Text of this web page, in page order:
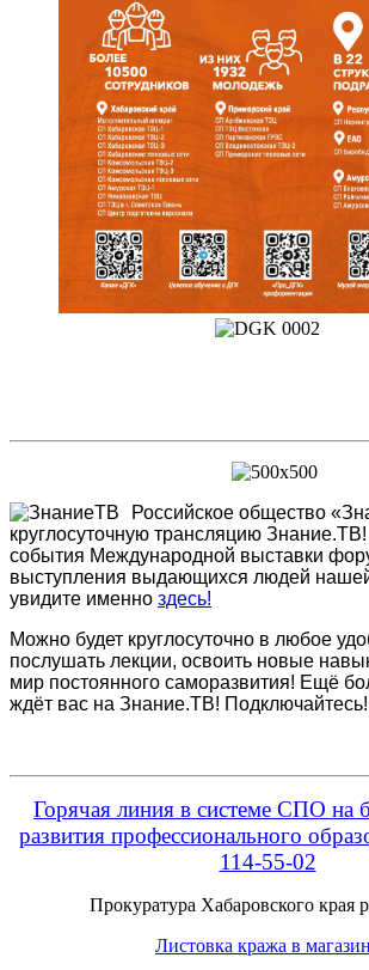
Российское общество
круглосуточную трансляцию
события Международной выставки
выступления выдающихся людей
увидите именно здесь!
Можно будет круглосуточно в любое
послушать лекции, освоить новые
мир постоянного саморазвития! Ещё
ждёт вас на Знание.ТВ! Подключайтесь!
Горячая линия в системе СПО на
развития профессионального
114-55-02
Прокуратура Хабаровского края
Листовка кража в